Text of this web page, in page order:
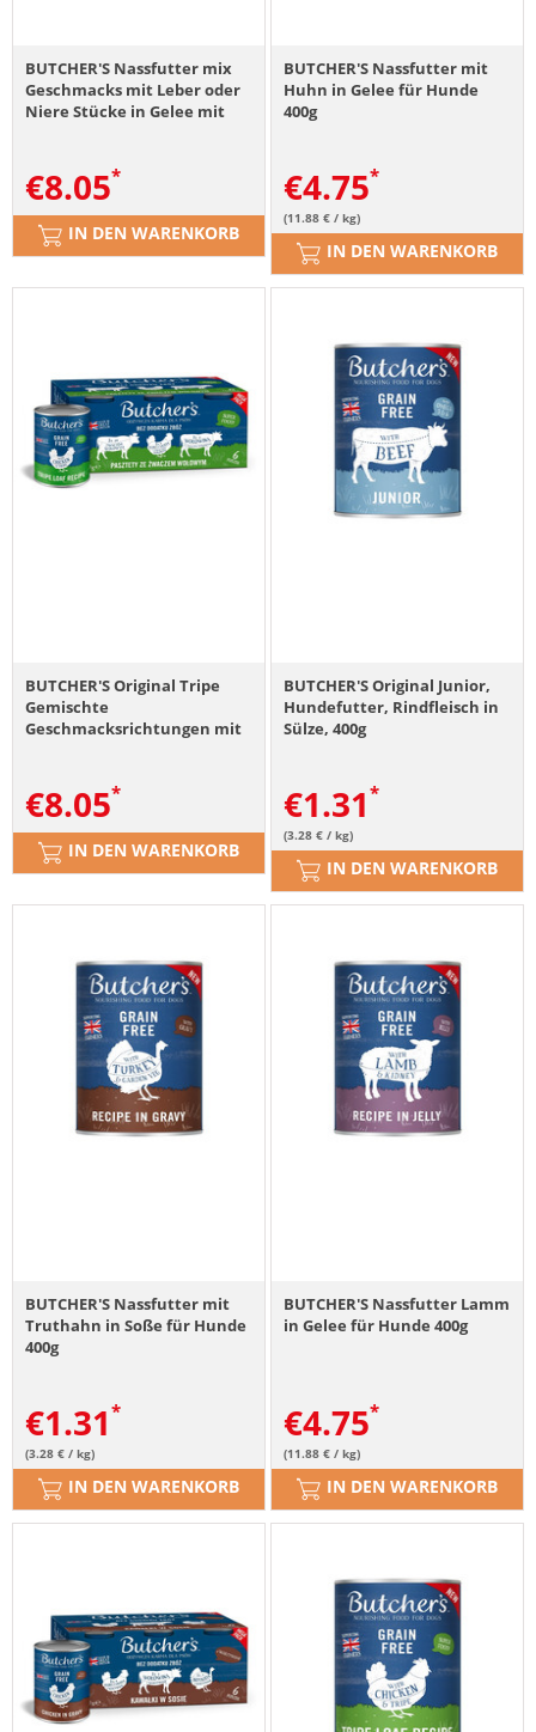
BUTCHER'S Nassfutter mix
Geschmacks mit Leber oder
Niere Stücke in Gelee mit
€8.05
IN DEN WARENKORB
BUTCHER'S Nassfutter mit
Huhn in Gelee für Hunde
400g
€4.75
(11.88 € / kg)
IN DEN WARENKORB
BUTCHER'S Original Tripe
Gemischte
Geschmacksrichtungen mit
und Rindfleisch für Hunde
€8.05
IN DEN WARENKORB
BUTCHER'S Original Junior,
Hundefutter, Rindfleisch in
Sülze, 400g
€1.31
(3.28 € / kg)
IN DEN WARENKORB
BUTCHER'S Nassfutter mit
Truthahn in Soße für Hunde
400g
€1.31
(3.28 € / kg)
IN DEN WARENKORB
BUTCHER'S Nassfutter Lamm
in Gelee für Hunde 400g
€4.75
(11.88 € / kg)
IN DEN WARENKORB